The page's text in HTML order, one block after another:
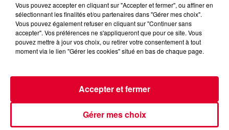
se sortir de la tête le dernier titre deDavid Guetta &
Les deux DJs ont fait appel pour ce morceau à la
britannique
French
. Ce sont d’ailleurs ces deux derniers qui
apparaissent dans le clip officiel du morceau.
Vous pouvez accepter en cliquant sur "Accepter et fermer", ou affiner en
sélectionnant les finalités et/ou partenaires dans "Gérer mes choix".
Vous pouvez également refuser en cliquant sur "Continuer sans
accepter". Vos préférences ne s'appliqueront que pour ce site. Vous
pouvez mettre à jour vos choix, ou retirer votre consentement à tout
moment via le lien "Gérer les cookies" situé en bas de chaque page.
Gérer mes choix
Accepter et fermer